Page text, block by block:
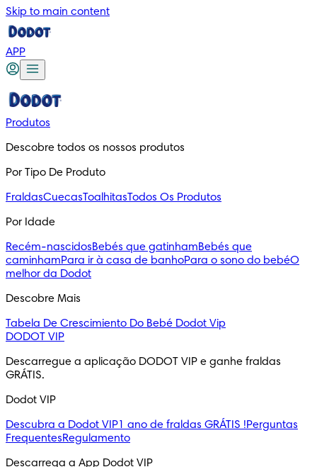
Skip to main content
APP
Produtos
Descobre todos os nossos produtos
Por Tipo De Produto
FraldasCuecasToalhitasTodos Os Produtos
Por Idade
Recém-nascidosBebés que gatinhamBebés que
caminhamPara ir à casa de banhoPara o sono do bebéO
melhor da Dodot
Descobre Mais
Tabela De Crescimiento Do Bebé Dodot Vip
DODOT VIP
Descarregue a aplicação DODOT VIP e ganhe fraldas
GRÁTIS.
Dodot VIP
Descubra a Dodot VIP1 ano de fraldas GRÁTIS !Perguntas
FrequentesRegulamento
Descarrega a App Dodot VIP